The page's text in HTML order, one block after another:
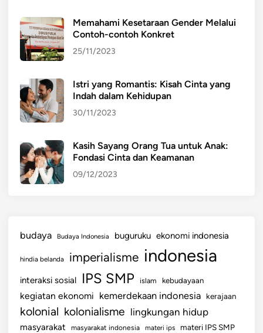
Memahami Kesetaraan Gender Melalui
Contoh-contoh Konkret
25/11/2023
Istri yang Romantis: Kisah Cinta yang
Indah dalam Kehidupan
30/11/2023
Kasih Sayang Orang Tua untuk Anak:
Fondasi Cinta dan Keamanan
09/12/2023
budaya Budaya Indonesia buguruku ekonomi indonesia
hindia belanda imperialisme indonesia
interaksi sosial IPS SMP islam kebudayaan
kegiatan ekonomi kemerdekaan indonesia kerajaan
kolonial kolonialisme lingkungan hidup
masyarakat masyarakat indonesia materi ips materi IPS SMP